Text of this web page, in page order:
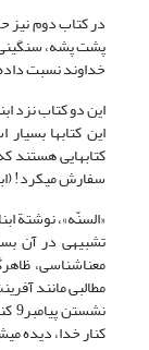
در کتاب دوم
پشت پشه،
خداوند نسبت
این دو کتاب نزد
این کتابها
کتاب‏هایی هستند
سفارش می‏کرد! (ابن‏قیم،
تشبیهی در آن
مطالبی مانند
کنار خدا، دیده